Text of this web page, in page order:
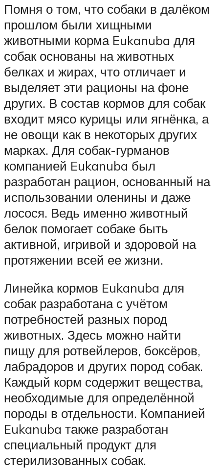
Помня о том, что собаки в далёком
прошлом были хищными
животными корма Eukanuba для
собак основаны на животных
белках и жирах, что отличает и
выделяет эти рационы на фоне
других. В состав кормов для собак
входит мясо курицы или ягнёнка, а
не овощи как в некоторых других
марках. Для собак-гурманов
компанией Eukanuba был
разработан рацион, основанный на
использовании оленины и даже
лосося. Ведь именно животный
белок помогает собаке быть
активной, игривой и здоровой на
протяжении всей ее жизни.
Линейка кормов Eukanuba для
собак разработана с учётом
потребностей разных пород
животных. Здесь можно найти
пищу для ротвейлеров, боксёров,
лабрадоров и других пород собак.
Каждый корм содержит вещества,
необходимые для определённой
породы в отдельности. Компанией
Eukanuba также разработан
специальный продукт для
стерилизованных собак.